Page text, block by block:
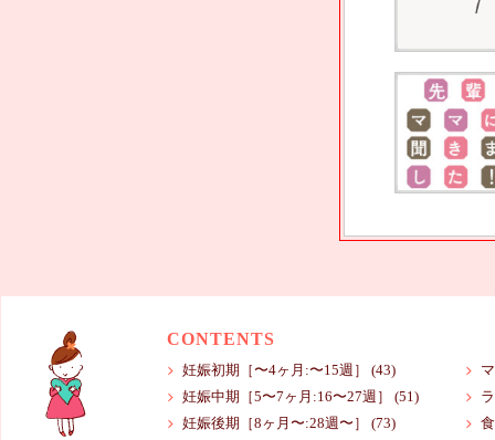
CONTENTS
妊娠初期［〜4ヶ月:〜15週］
(43)
妊娠中期［5〜7ヶ月:16〜27週］
(51)
妊娠後期［8ヶ月〜:28週〜］
(73)